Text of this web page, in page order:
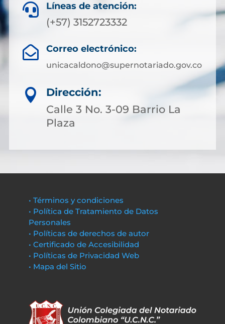
 Líneas de atención:
(+57) 3152723332
 Correo electrónico:
unicacaldono@supernotariado.gov.co

Dirección:
Calle 3 No. 3-09 Barrio La
Plaza
• Términos y condiciones
• Política de Tratamiento de Datos
Personales
• Políticas de derechos de autor
• Certificado de Accesibilidad
• Políticas de Privacidad Web
• Mapa del Sitio